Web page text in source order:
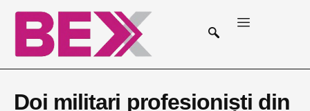
Doi militari profesioniști din